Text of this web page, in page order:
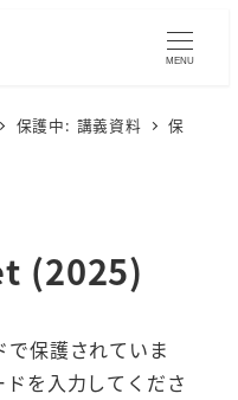
MENU
保護中: 講義資料
保
(2025)
で保護されていま
を入力してくださ